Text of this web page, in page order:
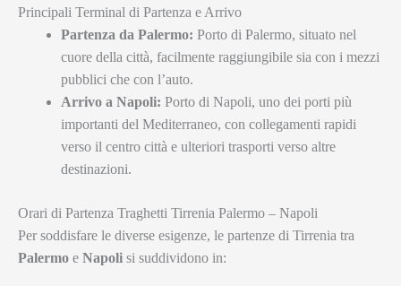
Principali Terminal di Partenza e Arrivo
Partenza da Palermo: Porto di Palermo, situato nel
cuore della città, facilmente raggiungibile sia con i mezzi
pubblici che con l’auto.
Arrivo a Napoli: Porto di Napoli, uno dei porti più
importanti del Mediterraneo, con collegamenti rapidi
verso il centro città e ulteriori trasporti verso altre
destinazioni.
Orari di Partenza Traghetti Tirrenia Palermo – Napoli
Per soddisfare le diverse esigenze, le partenze di Tirrenia tra
Palermo e Napoli si suddividono in: